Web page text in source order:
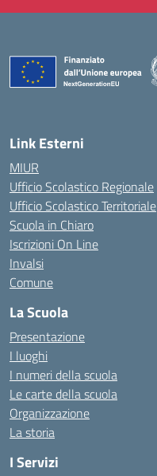
Link Esterni
MIUR
Ufficio Scolastico Regionale
Ufficio Scolastico Territoriale
Scuola in Chiaro
Iscrizioni On Line
Invalsi
Comune
La Scuola
Presentazione
I luoghi
I numeri della scuola
Le carte della scuola
Organizzazione
La storia
I Servizi